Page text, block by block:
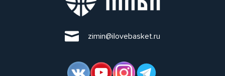
zimin@ilovebasket.ru